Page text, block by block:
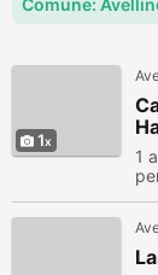
Comune:
1
1